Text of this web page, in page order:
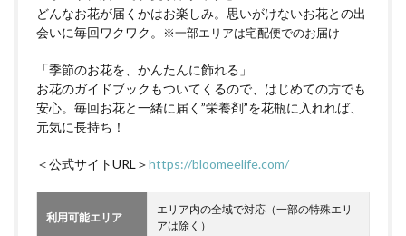
どんなお花が届くかはお楽しみ。思いがけないお花との出
会いに毎回ワクワク。
※一部エリアは宅配便でのお届け
「季節のお花を、かんたんに飾れる」
お花のガイドブックもついてくるので、はじめての方でも
安心。毎回お花と一緒に届く”栄養剤”を花瓶に入れれば、
元気に長持ち！
＜公式サイトURL＞https://bloomeelife.com/
利用可能エリア
エリア内の全域で対応（一部の特殊エリ
アは除く）